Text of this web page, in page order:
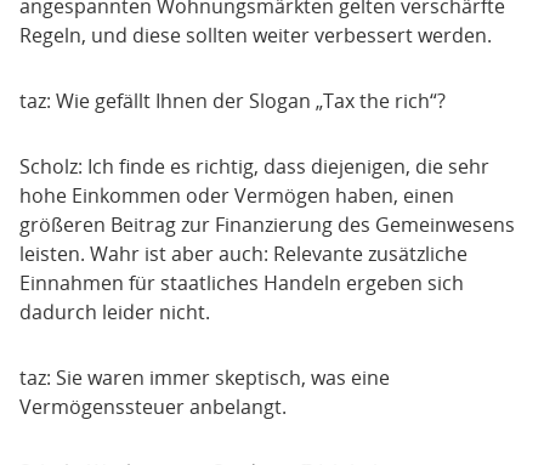
angespannten Wohnungsmärkten gelten verschärfte
Regeln, und diese sollten weiter verbessert werden.
taz: Wie gefällt Ihnen der Slogan „Tax the rich“?
Scholz: Ich finde es richtig, dass diejenigen, die sehr
hohe Einkommen oder Vermögen haben, einen
größeren Beitrag zur Finanzierung des Gemeinwesens
leisten. Wahr ist aber auch: Relevante zusätzliche
Einnahmen für staatliches Handeln ergeben sich
dadurch leider nicht.
taz: Sie waren immer skeptisch, was eine
Vermögenssteuer anbelangt.